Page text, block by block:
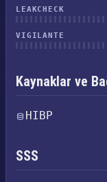
LEAKCHECK
VIGILANTE
Kaynaklar ve
HIBP
SSS